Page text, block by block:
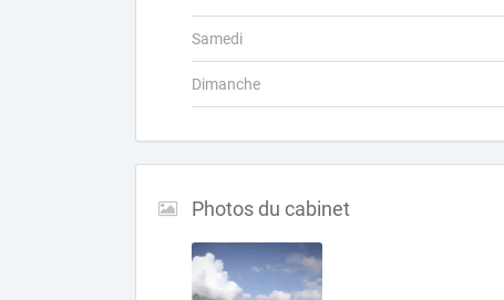
Samedi
Dimanche
Photos du cabinet